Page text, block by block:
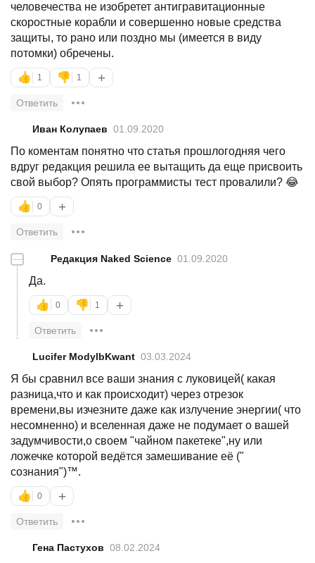
человечества не изобретет антигравитационные
скоростные корабли и совершенно новые средства
защиты, то рано или поздно мы (имеется в виду
потомки) обречены.
👍 1 👎 1 +
Ответить
Иван Колупаев 01.09.2020
По коментам понятно что статья прошлогодняя чего
вдруг редакция решила ее вытащить да еще присвоить
свой выбор? Опять программисты тест провалили? 😂
👍 0 +
Ответить
— Редакция Naked Science 01.09.2020
Да.
👍 0 👎 1 +
Ответить
Lucifer ModylbKwant 03.03.2024
Я бы сравнил все ваши знания с луковицей( какая
разница,что и как происходит) через отрезок
времени,вы изчезните даже как излучение энергии( что
несомненно) и вселенная даже не подумает о вашей
задумчивости,о своем "чайном пакетеке",ну или
ложечке которой ведётся замешивание её ("
сознания")™.
👍 0 +
Ответить
Гена Пастухов 08.02.2024